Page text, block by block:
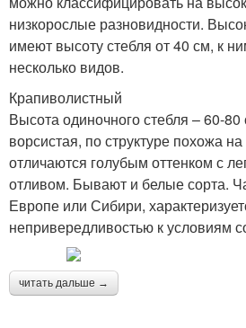
низкорослые разновидности.
имеют высоту стебля от 40 см, к
несколько видов.
Крапиволистный
Высота одиночного стебля – 60-
ворсистая, по структуре похожа
отличаются голубым оттенком с
отливом. Бывают и белые сорта.
Европе или Сибири,
непривередливостью к условиям
читать дальше →